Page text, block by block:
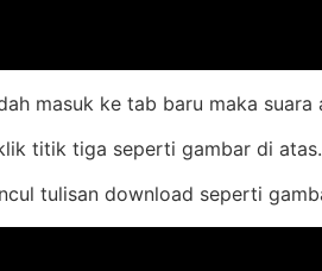
masuk ke tab baru maka
titik tiga seperti gambar di atas.
tulisan download seperti